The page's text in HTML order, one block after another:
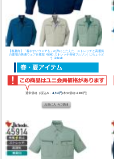
【春夏向】「着やすいウェアを」の声にこたえた、ストレッチと高通気
の夏場の快適ウェア自重堂 45900 ストレッチ長袖ブルゾン│じちょうど
う Jichodo
通常価格（税込み）4,510円(本体価格:4,100円)